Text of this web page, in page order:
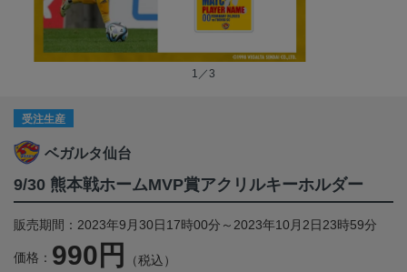
1／3
受注生産
ベガルタ仙台
9/30 熊本戦ホームMVP賞アクリルキーホルダー
販売期間：2023年9月30日17時00分～2023年10月2日23時59分
価格： 990円 （税込）